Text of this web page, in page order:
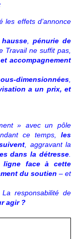
les effets d’annonce
,pénurie de
Travail ne suffit pas,
accompagnement
dimensionnées
a un prix, et
» avec un pôle
ce temps,les
, aggravant la
dans la détresse
ligne face à cette
du soutien – et
responsabilité de
agir ?